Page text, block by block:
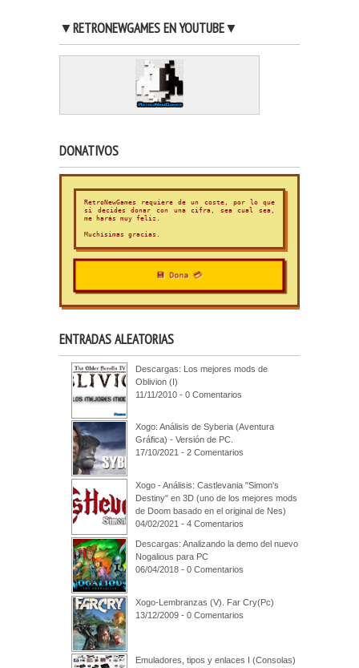
▼RETRONEWGAMES EN YOUTUBE▼
DONATIVOS
RetroNewGames requiere de un coste, por lo que
si decides donar con una cifra, sea cual sea,
me harás muy feliz.
Muchísimas gracias.
💾 Dona 💳
ENTRADAS ALEATORIAS
Descargas: Los mejores mods de
Oblivion (I)
11/11/2010 - 0 Comentarios
Xogo: Análisis de Syberia (Aventura
Gráfica) - Versión de PC.
17/10/2021 - 2 Comentarios
Xogo - Análisis: Castlevania "Simon's
Destiny" en 3D (uno de los mejores mods
de Doom basado en el original de Nes)
04/02/2021 - 4 Comentarios
Descargas: Analizando la demo del nuevo
Nogalious para PC
06/04/2018 - 0 Comentarios
Xogo-Lembranzas (V). Far Cry(Pc)
13/12/2009 - 0 Comentarios
Emuladores, tipos y enlaces I (Consolas)